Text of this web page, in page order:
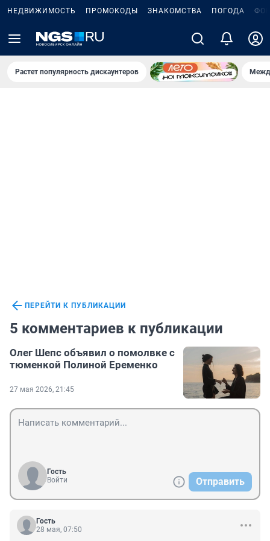
НЕДВИЖИМОСТЬ ПРОМОКОДЫ ЗНАКОМСТВА ПОГОДА
Растет популярность дискаунтеров
ПЕРЕЙТИ К ПУБЛИКАЦИИ
5 комментариев к публикации
Олег Шепс объявил о помолвке с
тюменкой Полиной Еременко
27 мая 2026, 21:45
Гость
Войти
Отправить
Гость
28 мая, 07:50